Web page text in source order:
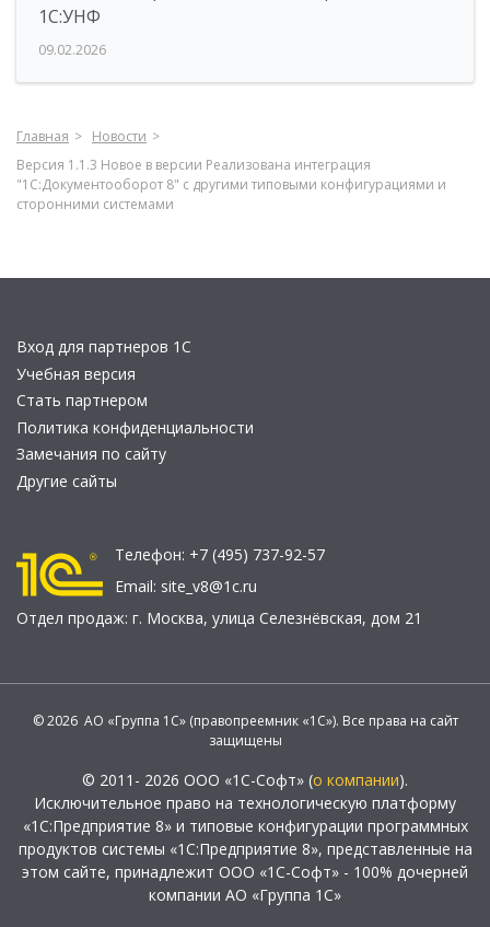
1С:УНФ
09.02.2026
Главная
Новости
Версия 1.1.3 Новое в версии Реализована интеграция
"1С:Документооборот 8" с другими типовыми конфигурациями и
сторонними системами
Вход для партнеров 1С
Учебная версия
Стать партнером
Политика конфиденциальности
Замечания по сайту
Другие сайты
Телефон: +7 (495) 737-92-57
Email: site_v8@1c.ru
Отдел продаж: г. Москва, улица Селезнёвская, дом 21
© 2026 АО «Группа 1С» (правопреемник «1С»). Все права на сайт
защищены
© 2011- 2026 ООО «1С-Софт» (о компании).
Исключительное право на технологическую платформу
«1С:Предприятие 8» и типовые конфигурации программных
продуктов системы «1С:Предприятие 8», представленные на
этом сайте, принадлежит ООО «1С-Софт» - 100% дочерней
компании АО «Группа 1С»